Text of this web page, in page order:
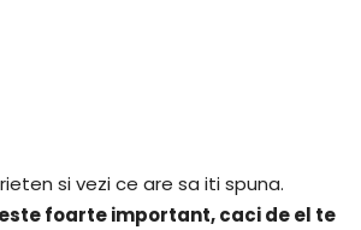
si vezi ce are sa iti spuna.
foarte important, caci de el te